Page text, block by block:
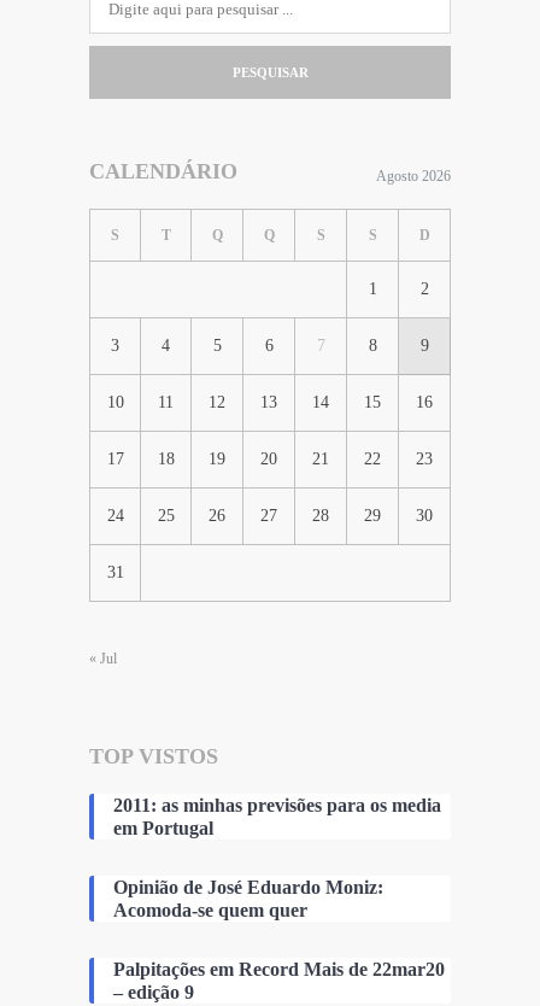
PESQUISAR
CALENDÁRIO Agosto 2026
S T Q Q S S D
1 2
3 4 5 6 7 8 9
10 11 12 13 14 15 16
17 18 19 20 21 22 23
24 25 26 27 28 29 30
31
« Jul
TOP VISTOS
2011: as minhas previsões para os media
em Portugal
Opinião de José Eduardo Moniz:
Acomoda-se quem quer
Palpitações em Record Mais de 22mar20
– edição 9